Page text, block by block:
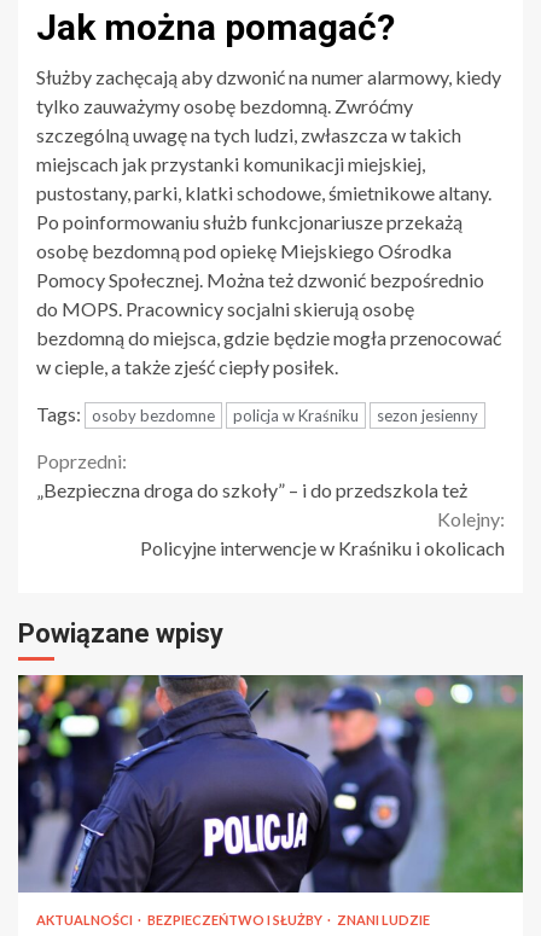
Jak można pomagać?
Służby zachęcają aby dzwonić na numer alarmowy, kiedy
tylko zauważymy osobę bezdomną. Zwróćmy
szczególną uwagę na tych ludzi, zwłaszcza w takich
miejscach jak przystanki komunikacji miejskiej,
pustostany, parki, klatki schodowe, śmietnikowe altany.
Po poinformowaniu służb funkcjonariusze przekażą
osobę bezdomną pod opiekę Miejskiego Ośrodka
Pomocy Społecznej. Można też dzwonić bezpośrednio
do MOPS. Pracownicy socjalni skierują osobę
bezdomną do miejsca, gdzie będzie mogła przenocować
w cieple, a także zjeść ciepły posiłek.
Tags: osoby bezdomne policja w Kraśniku sezon jesienny
Continue
Poprzedni:
„Bezpieczna droga do szkoły” – i do przedszkola też
Kolejny:
Policyjne interwencje w Kraśniku i okolicach
Powiązane wpisy
AKTUALNOŚCI BEZPIECZEŃTWO I SŁUŻBY ZNANI LUDZIE